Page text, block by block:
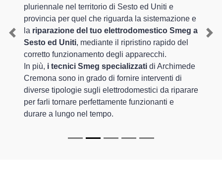
pluriennale nel territorio di Sesto ed Uniti e
provincia per quel che riguarda la sistemazione e
la riparazione del tuo elettrodomestico Smeg a
Sesto ed Uniti, mediante il ripristino rapido del
corretto funzionamento degli apparecchi.
In più, i tecnici Smeg specializzati di Archimede
Cremona sono in grado di fornire interventi di
diverse tipologie sugli elettrodomestici da riparare
per farli tornare perfettamente funzionanti e
durare a lungo nel tempo.
Previous